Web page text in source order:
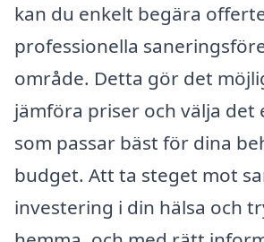
kan du enkelt begära
professionella
område. Detta gör det
jämföra priser och välja det
som passar bäst för dina
budget. Att ta steget mot
investering i din hälsa och